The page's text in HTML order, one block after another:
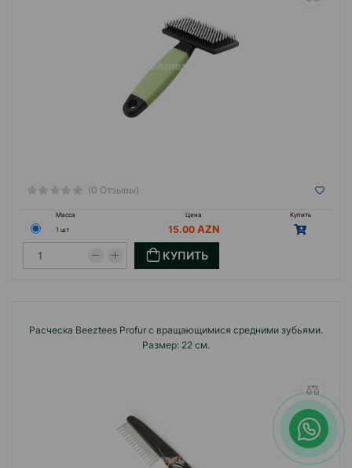
(0 Отзывы)
Масса Цена
Купить
1 шт
15.00
КУПИТЬ
Расческа Beeztees Profur с вращающимися средними зубьями.
Размер: 22 см.